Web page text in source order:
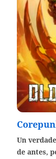
ESPAÑA
Un
de antes,